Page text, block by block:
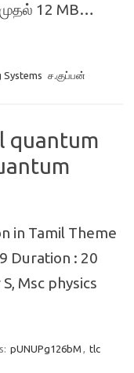
12 MB…
ச.குப்பன்
quantum
in Tamil Theme
Duration : 20
Msc physics
pUNUPg126bM , tlc